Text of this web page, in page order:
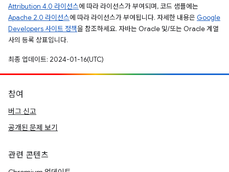
Attribution 4.0 라이선스에 따라 라이선스가 부여되며, 코드 샘플에는
Apache 2.0 라이선스에 따라 라이선스가 부여됩니다. 자세한 내용은 Google
Developers 사이트 정책을 참조하세요. 자바는 Oracle 및/또는 Oracle 계열
사의 등록 상표입니다.
최종 업데이트: 2024-01-16(UTC)
참여
버그 신고
공개된 문제 보기
관련 콘텐츠